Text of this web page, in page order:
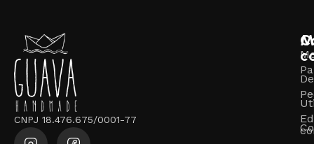
CNPJ 18.476.675/0001-77